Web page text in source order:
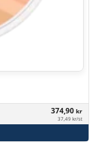
374,90 kr
37,49 kr/st